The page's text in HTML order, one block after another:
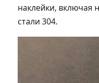
наклейки, включая
стали 304.